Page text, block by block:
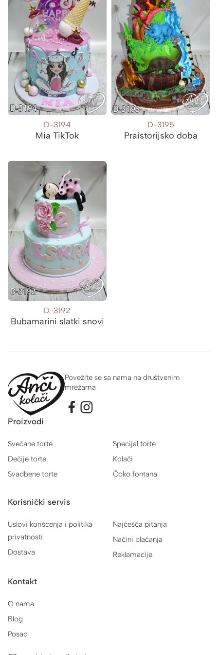
D-3194
Mia TikTok
D-3195
Praistorijsko doba
D-3192
Bubamarini slatki snovi
Povežite se sa nama na društvenim
mrežama
Proizvodi
Svečane torte
Dečije torte
Svadbene torte
Specijal torte
Kolači
Čoko fontana
Korisnički servis
Uslovi korišćenja i politika
privatnosti
Dostava
Najčešća pitanja
Načini plaćanja
Reklamacije
Kontakt
O nama
Blog
Posao